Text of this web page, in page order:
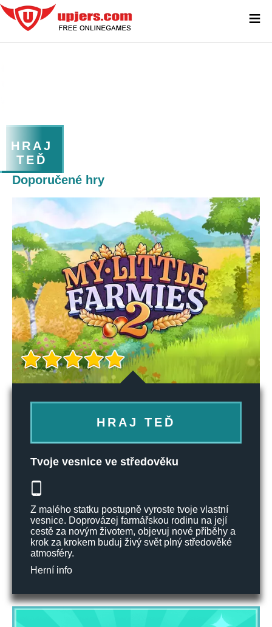
HRAJ
TEĎ
Doporučené hry
HRAJ TEĎ
Tvoje vesnice ve středověku
Z malého statku postupně vyroste tvoje vlastní
vesnice. Doprovázej farmářskou rodinu na její
cestě za novým životem, objevuj nové příběhy a
krok za krokem buduj živý svět plný středověké
atmosféry.
Herní info
≡